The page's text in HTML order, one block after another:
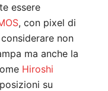
essere
, con pixel di
non
ma anche la
Hiroshi
su